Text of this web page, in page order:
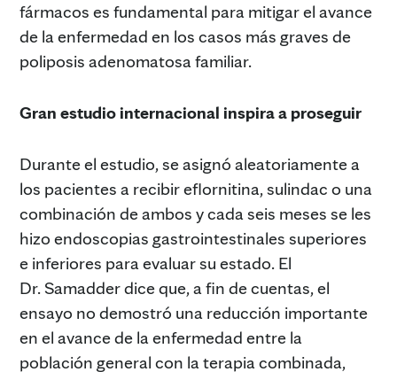
fármacos es fundamental para mitigar el avance
de la enfermedad en los casos más graves de
poliposis adenomatosa familiar.
Gran estudio internacional inspira a proseguir
Durante el estudio, se asignó aleatoriamente a
los pacientes a recibir eflornitina, sulindac o una
combinación de ambos y cada seis meses se les
hizo endoscopias gastrointestinales superiores
e inferiores para evaluar su estado. El
Dr. Samadder dice que, a fin de cuentas, el
ensayo no demostró una reducción importante
en el avance de la enfermedad entre la
población general con la terapia combinada,